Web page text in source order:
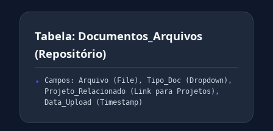
Tabela: Documentos_Arquivos
(Repositório)
Campos: Arquivo (File), Tipo_Doc (Dropdown),
Projeto_Relacionado (Link para Projetos),
Data_Upload (Timestamp)